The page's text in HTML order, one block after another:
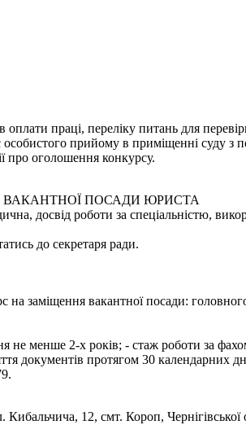
праці, переліку питань для
прийому в приміщенні суду з
про оголошення конкурсу.
ПОСАДИ ЮРИСТА
досвід роботи за спеціальністю,
до секретаря ради.
заміщення вакантної посади: головного
не менше 2-х років; - стаж роботи за
документів протягом 30 календарних
12, смт. Короп,